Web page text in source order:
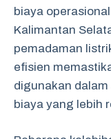
biaya
Kalimantan
pemadaman
efisien
digunakan
biaya yang lebih